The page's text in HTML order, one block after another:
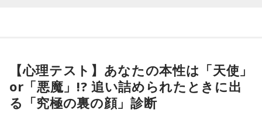
（左から）福田正博さん、藤木直人、高見侑里
音声コンテンツプラットフォーム「JFN Pods」ではスペシャ
ル音声も配信中！
とがあると切り出し、「賞レースで結果を残していないコン
ビ、（芸歴18年目の）ぐりんぴーすがよく愚痴をこぼしてい
るのは、最近の後輩は挨拶をしてくれないんだって（笑）」
と暴露します。
【心理テスト】あなたの本性は「天使」
or「悪魔」!? 追い詰められたときに出
る「究極の裏の顔」診断